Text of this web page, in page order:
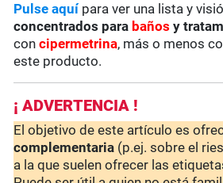
Pulse aquí para ver una lista y
concentrados para baños y
concipermetrina, más o menos
este producto.
¡ ADVERTENCIA !
El objetivo de este artículo es
complementaria (p.ej. sobre el
a la que suelen ofrecer las